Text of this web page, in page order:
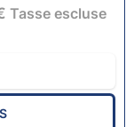
Tasse escluse